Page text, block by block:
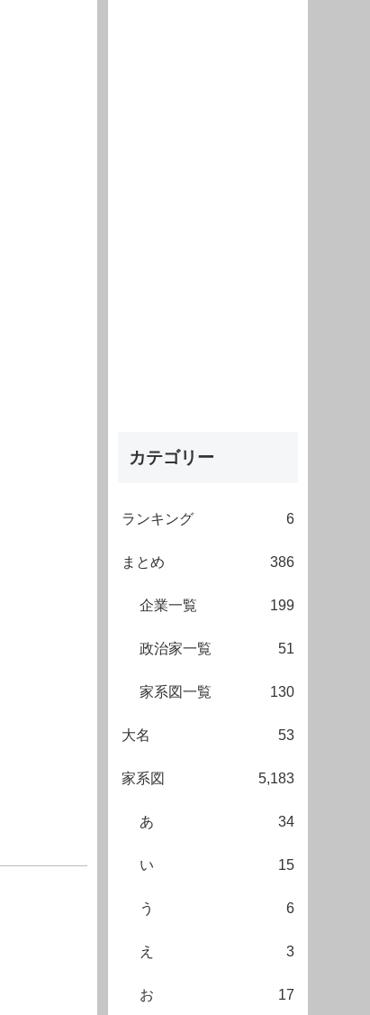
カテゴリー
ランキング 6
まとめ 386
企業一覧 199
政治家一覧 51
家系図一覧 130
大名 53
家系図 5,183
あ 34
い 15
う 6
え 3
お 17